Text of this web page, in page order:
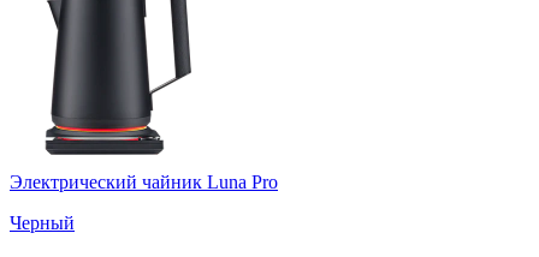
Электрический чайник Luna Pro
Черный